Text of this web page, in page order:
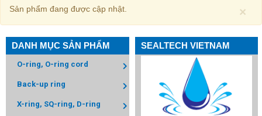
DANH MỤC SẢN PHẨM
O-ring, O-ring cord
Back-up ring
X-ring, SQ-ring, D-ring
×
Sản phẩm đang được cập nhật.
SEALTECH VIETNAM